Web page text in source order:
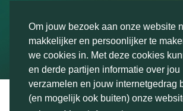
Om jouw bezoek aan onze website
makkelijker en persoonlijker te
we cookies in. Met deze cookies
en derde partijen informatie over jou
verzamelen en jouw internetgedrag
(en mogelijk ook buiten) onze
Markteffect is door het
uitgeroepen tot FD Gazelle in
2018, 2019, 2020, 2021, 2022, 2023,